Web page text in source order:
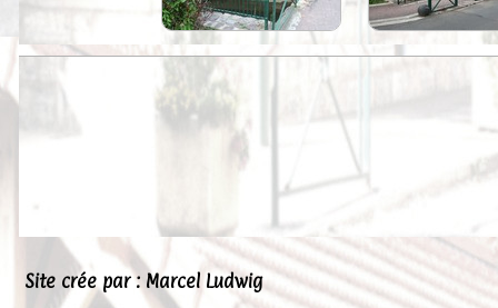
Site crée par : Marcel Ludwig